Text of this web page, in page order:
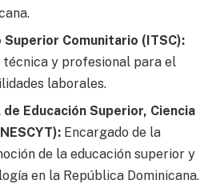
Comunitario (ITSC):
y profesional para el
laborales.
Educación Superior, Ciencia
Encargado de la
de la educación superior y
en la República Dominicana.